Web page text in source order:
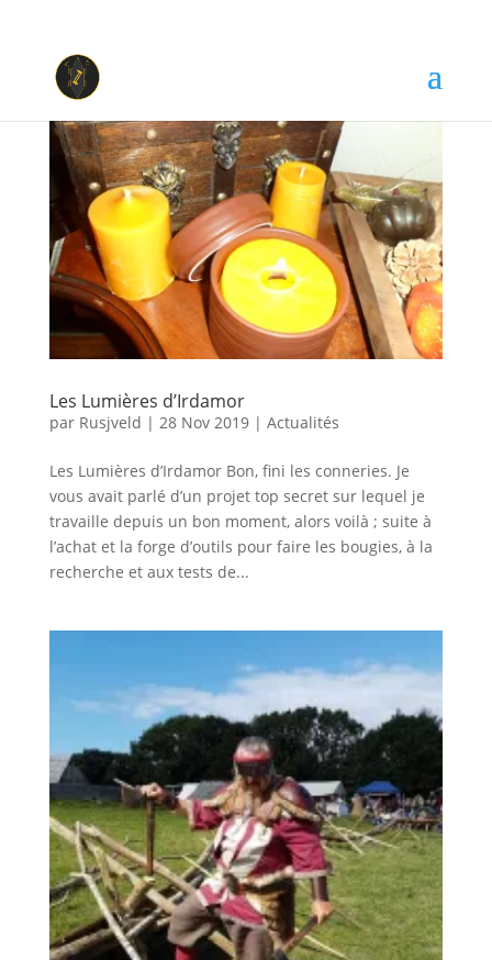
Les Lumières d’Irdamor
par Rusjveld | 28 Nov 2019| Actualités
Les Lumières d’Irdamor Bon, fini les conneries. Je
vous avait parlé d’un projet top secret sur lequel je
travaille depuis un bon moment, alors voilà ; suite à
l’achat et la forge d’outils pour faire les bougies, à la
recherche et aux tests de...